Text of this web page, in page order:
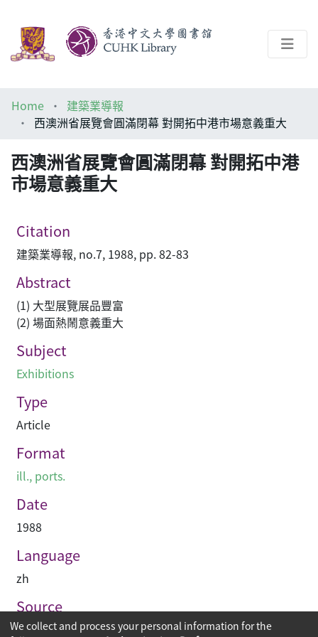
Help
Home
建築業導報
西澳洲省展覽會圓滿閉幕 對開拓中港市場意義重大
西澳洲省展覽會圓滿閉幕 對開拓中港
市場意義重大
Citation
建築業導報, no.7, 1988, pp. 82-83
Abstract
(1) 大型展覽展品豐富
(2) 場面熱鬧意義重大
Subject
Exhibitions
Type
Article
Format
ill., ports.
Date
1988
Language
zh
Source
建築業導報
We collect and process your personal information for the